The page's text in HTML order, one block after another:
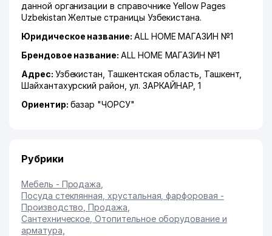
данной организации в справочнике Yellow Pages
Uzbekistan Желтые страницы Узбекистана.
Юридическое название: ALL HOME МАГАЗИН №1
Брендовое название: ALL HOME МАГАЗИН №1
Адрес: Узбекистан, Ташкентская область Ташкент,
Шайхантахурский район ул. ЗАРКАЙНАР , 1
Ориентир: базар "ЧОРСУ"
Рубрики
Мебель - Продажа
Посуда стеклянная, хрустальная, фарфоровая -
Производство, Продажа
Сантехническое, Отопительное оборудование и
арматура